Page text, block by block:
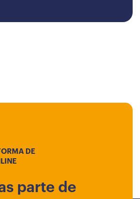
DE
parte de